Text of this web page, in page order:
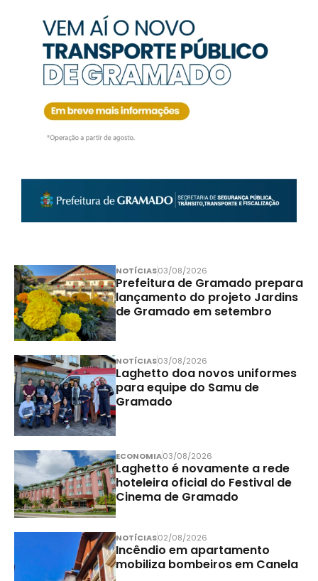
NOTÍCIAS03/08/2026
Prefeitura de Gramado prepara
lançamento do projeto Jardins
de Gramado em setembro
NOTÍCIAS03/08/2026
Laghetto doa novos uniformes
para equipe do Samu de
Gramado
ECONOMIA03/08/2026
Laghetto é novamente a rede
hoteleira oficial do Festival de
Cinema de Gramado
NOTÍCIAS02/08/2026
Incêndio em apartamento
mobiliza bombeiros em Canela